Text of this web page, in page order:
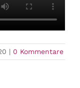
| 0 Kommentare